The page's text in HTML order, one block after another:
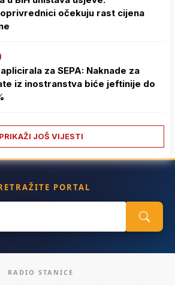
očekuju rast cijena
aplicirala za SEPA: Naknade za
iz inostranstva biće jeftinije do
PRIKAŽI JOŠ VIJESTI
PORTAL
RADIO STANICE